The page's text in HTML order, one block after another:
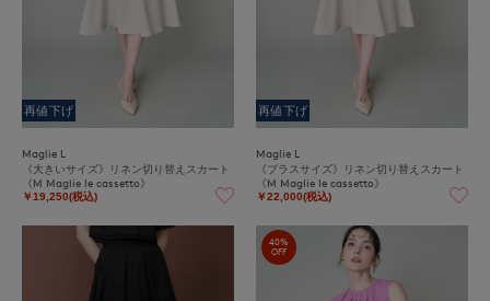
再値下げ
Maglie L
《大きいサイズ》リネン切り替えスカート
《M Maglie le cassetto》
￥19,250(税込)
再値下げ
Maglie L
《プラスサイズ》リネン切り替えスカート
《M Maglie le cassetto》
￥22,000(税込)
40%
OFF